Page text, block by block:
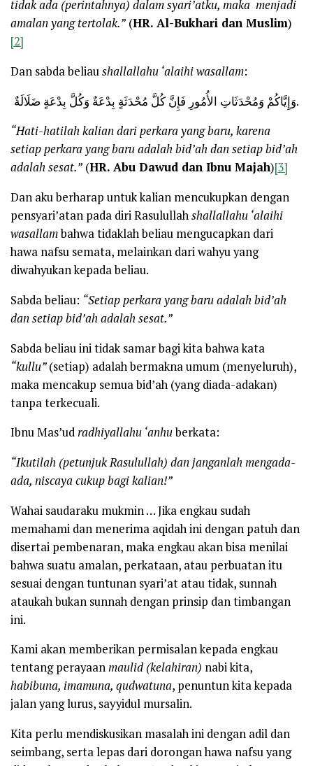
tidak ada (perintahnya) dalam syari’atku, maka menjadi
amalan yang tertolak.” (HR. Al-Bukhari dan Muslim)
[2]
Dan sabda beliaushallallahu ‘alaihi wasallam:
وَإِيَّاكُمْ وَمُحْدَثَاتِ الأُمُورِ فَإِنَّ كُلَّ مُحْدَثَةٍ بِدْعَةٌ وَكُلَّ بِدْعَةٍ ضَلَالَةٌ.
“Hati-hatilah kalian dari perkara yang baru, karena
setiap perkara yang baru adalah bid’ah dan setiap bid’ah
adalah sesat.” (HR. Abu Dawud dan Ibnu Majah)[3]
Dan aku berharap untuk kalian mencukupkan dengan
pensyari’atan pada diri Rasulullahshallallahu ‘alaihi
wasallambahwa tidaklah beliau mengucapkan dari
hawa nafsu semata, melainkan dari wahyu yang
diwahyukan kepada beliau.
Sabda beliau: “Setiap perkara yang baru adalah bid’ah
dan setiap bid’ah adalah sesat.”
Sabda beliau ini tidak samar bagi kita bahwa kata
“kullu”(setiap) adalah bermakna umum (menyeluruh),
maka mencakup semua bid’ah (yang diada-adakan)
tanpa terkecuali.
Ibnu Mas’udradhiyallahu ‘anhuberkata:
“Ikutilah (petunjuk Rasulullah) dan janganlah mengada-
ada, niscaya cukup bagi kalian!”
Wahai saudaraku mukmin … Jika engkau sudah
memahami dan menerima aqidah ini dengan patuh dan
disertai pembenaran, maka engkau akan bisa menilai
bahwa suatu amalan, perkataan, atau perbuatan itu
sesuai dengan tuntunan syari’at atau tidak, sunnah
ataukah bukan sunnah dengan prinsip dan timbangan
ini.
Kami akan memberikan permisalan kepada engkau
tentang perayaanmaulid (kelahiran) nabi kita,
habibuna, imamuna, qudwatuna, penuntun kita kepada
jalan yang lurus, sayyidul mursalin.
Kita perlu mendiskusikan masalah ini dengan adil dan
seimbang, serta lepas dari dorongan hawa nafsu yang